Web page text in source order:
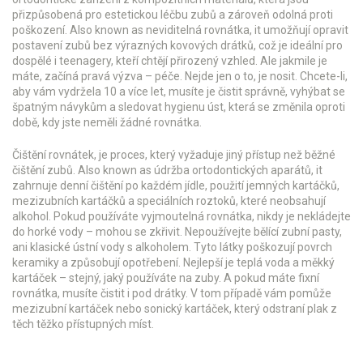
přizpůsobená pro estetickou léčbu zubů a zároveň odolná proti
poškození . Also known as neviditelná rovnátka, itumožňují opravit
postavení zubů bez výrazných kovových drátků, což je ideální pro
dospělé i teenagery, kteří chtějí přirozený vzhled Ale jakmile je
máte, začíná pravá výzva – péče. Nejde jen o to, je nosit. Chcete-li,
aby vám vydržela 10 a více let, musíte je čistit správně, vyhýbat se
špatným návykům a sledovat hygienu úst, která se změnila oproti
době, kdy jste neměli žádné rovnátka.
Čištění rovnátek, je proces, který vyžaduje jiný přístup než běžné
čištění zubů . Also known as údržba ortodontických aparátů, it
zahrnuje denní čištění po každém jídle, použití jemných kartáčků,
mezizubních kartáčků a speciálních roztoků, které neobsahují
alkohol
Pokud používáte vyjmoutelná rovnátka, nikdy je nekládejte
do horké vody – mohou se zkřivit. Nepoužívejte bělící zubní pasty,
ani klasické ústní vody s alkoholem. Tyto látky poškozují povrch
keramiky a způsobují opotřebení. Nejlepší je teplá voda a měkký
kartáček – stejný, jaký používáte na zuby. A pokud máte fixní
rovnátka, musíte čistit i pod drátky. V tom případě vám pomůže
mezizubní kartáček nebo sonický kartáček, který odstraní plak z
těch těžko přístupných míst.